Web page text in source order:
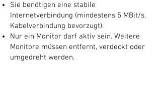
Sie benötigen eine stabile
Internetverbindung (mindestens 5 MBit/s,
Kabelverbindung bevorzugt).
Nur ein Monitor darf aktiv sein. Weitere
Monitore müssen entfernt, verdeckt oder
umgedreht werden.